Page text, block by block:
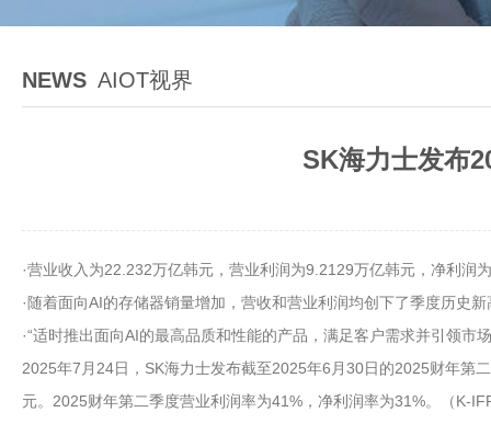
NEWS AIOT视界
SK海力士发布
·营业收入为22.232万亿韩元，营业利润为9.2129万亿韩元，净利润
·随着面向AI的存储器销量增加，营收和营业利润均创下了季度历史新
·“适时推出面向AI的最高品质和性能的产品，满足客户需求并引领市
2025年7月24日，SK海力士发布截至2025年6月30日的2025财年第
元。2025财年第二季度营业利润率为41%，净利润率为31%。（K-